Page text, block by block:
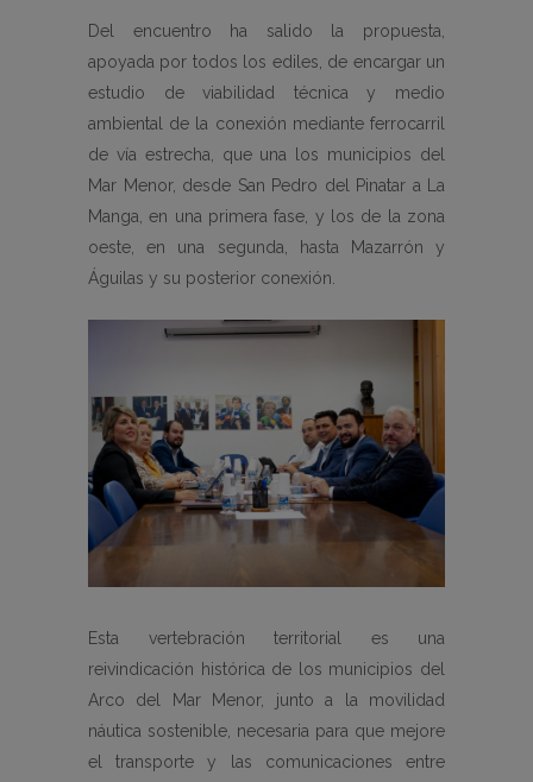
Del encuentro ha salido la propuesta,
apoyada por todos los ediles, de encargar un
estudio de viabilidad técnica y medio
ambiental de la conexión mediante ferrocarril
de vía estrecha, que una los municipios del
Mar Menor, desde San Pedro del Pinatar a La
Manga, en una primera fase, y los de la zona
oeste, en una segunda, hasta Mazarrón y
Águilas y su posterior conexión.
Esta vertebración territorial es una
reivindicación histórica de los municipios del
Arco del Mar Menor, junto a la movilidad
náutica sostenible, necesaria para que mejore
el transporte y las comunicaciones entre